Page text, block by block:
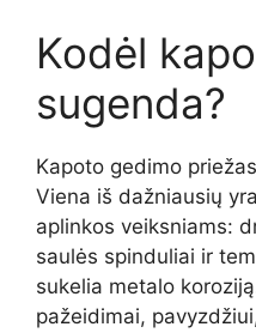
Kodėl
sugenda?
Kapoto gedimo
Viena iš dažniausių
aplinkos veiksniams:
saulės spinduliai ir
sukelia metalo
pažeidimai,